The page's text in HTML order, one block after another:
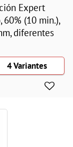
Expert
(10 min.),
diferentes
4 Variantes